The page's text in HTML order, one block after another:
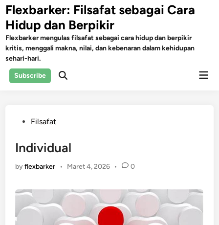
Skip
to
content
Flexbarker: Filsafat sebagai Cara
Hidup dan Berpikir
Flexbarker mengulas filsafat sebagai cara hidup dan berpikir
kritis, menggali makna, nilai, dan kebenaran dalam kehidupan
sehari-hari.
Subscribe
Open
PostedFilsafat
Individual
byflexbarker • Maret 4, 2026 • 0